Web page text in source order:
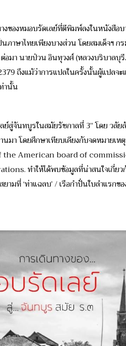
ของหมอบรัดเลย์ที่ตีพิมพ์ลงในหนังสือ
าษาไทยเพียงบางส่วน โดยสมเด็จฯ ก
ต่อมา นายป่วน อินทุวงศ์ (หลวงบริบาล
ถึงแม้ว่าการแปลในครั้งนั้นผู้แปลจ
านั้น
ย์สู่จันทบูรในสมัยรัชกาลที่ 3” โดย ว
นมา โดยศึกษาเทียบเคียงกับจดหมาย
American board of
ทำให้ได้พบข้อมูลที่น่าสนใจเกี่ยว
มที่ ‘ท่าแฉลบ’ / เรือกำปั่นใบลำแรกข